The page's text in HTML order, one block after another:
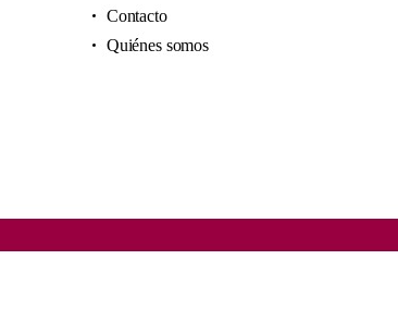
Contacto
Quiénes somos